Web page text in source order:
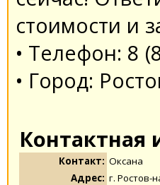
стоимости и
• Телефон: 8
• Город:
Контакт: Оксана
Адрес: г. Ростов-